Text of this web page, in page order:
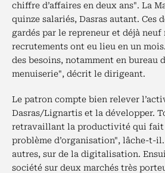
chiffre d’affaires en deux ans". La
quinze salariés, Dasras autant. Ces
gardés par le repreneur et déjà neuf
recrutements ont eu lieu en un
des besoins, notamment en bureau
menuiserie", décrit le dirigeant.
Le patron compte bien relever
Dasras/Lignartis et la développer.
retravaillant la productivité qui fait
problème d’organisation", lâche-t-
autres, sur de la digitalisation.
société sur deux marchés très